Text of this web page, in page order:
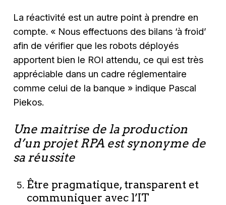
La réactivité est un autre point à prendre en
compte. « Nous effectuons des bilans ‘à froid’
afin de vérifier que les robots déployés
apportent bien le ROI attendu, ce qui est très
appréciable dans un cadre réglementaire
comme celui de la banque » indique Pascal
Piekos.
Une maitrise de la production
d’un projet RPA est synonyme de
sa réussite
Être pragmatique, transparent et
communiquer avec l’IT